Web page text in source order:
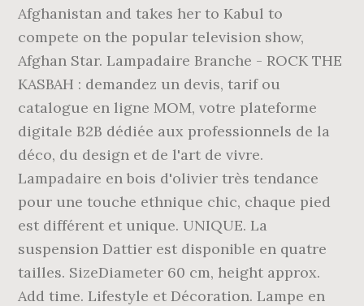
Afghanistan and takes her to Kabul to
compete on the popular television show,
Afghan Star. Lampadaire Branche - ROCK THE
KASBAH : demandez un devis, tarif ou
catalogue en ligne MOM, votre plateforme
digitale B2B dédiée aux professionnels de la
déco, du design et de l'art de vivre.
Lampadaire en bois d'olivier très tendance
pour une touche ethnique chic, chaque pied
est différent et unique. UNIQUE. La
suspension Dattier est disponible en quatre
tailles. SizeDiameter 60 cm, height approx.
Add time. Lifestyle et Décoration. Lampe en